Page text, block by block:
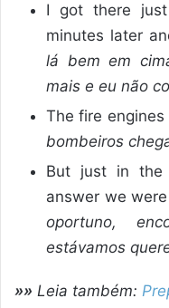
I got there
minutes later
lá bem em
mais e eu não
The fire
bombeiros
But just in
answer we
oportuno,
estávamos
»» Leia também: